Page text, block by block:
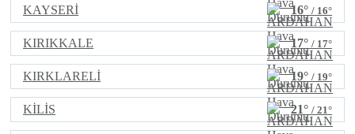
KAYSERİ 16° / 16°
KIRIKKALE 17° / 17°
KIRKLARELİ 19° / 19°
KİLİS 21° / 21°